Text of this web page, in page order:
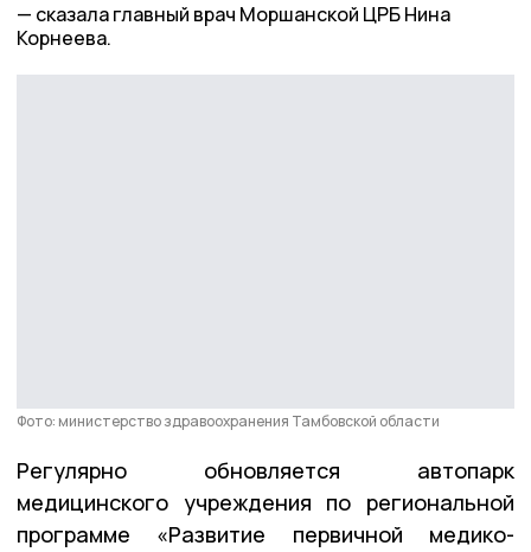
сказала главный врач Моршанской ЦРБ Нина
Корнеева.
Фото: министерство здравоохранения Тамбовской области
Регулярно обновляется автопарк
медицинского учреждения по региональной
программе «Развитие первичной медико-